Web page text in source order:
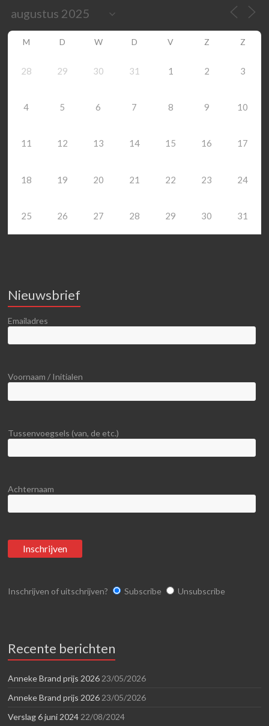
M D W D V Z Z
28 29 30 31 1 2 3
4 5 6 7 8 9 10
11 12 13 14 15 16 17
18 19 20 21 22 23 24
25 26 27 28 29 30 31
Nieuwsbrief
Emailadres
Voornaam / Initialen
Tussenvoegsels (van, de etc.)
Achternaam
Inschrijven of uitschrijven? Subscribe Unsubscribe
Recente berichten
Anneke Brand prijs 2026 23/05/2026
Anneke Brand prijs 2026 23/05/2026
Verslag 6 juni 2024 22/08/2024